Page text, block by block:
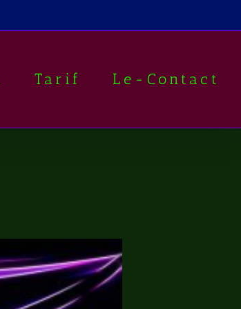
Tarif Le-Contact